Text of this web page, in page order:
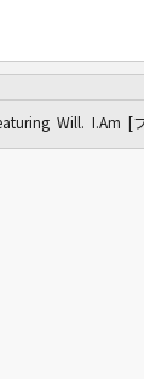
Will. I.Am [